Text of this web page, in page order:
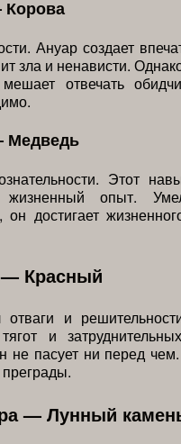
Корова
Ануар создает
зла и ненависти.
отвечать
Медведь
Этот
опыт.
достигает
— Красный
и
и
не пасует ни перед
— Лунный